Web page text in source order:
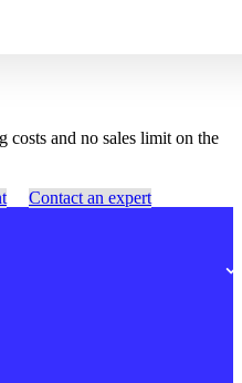
and no sales limit on the
Contact an expert